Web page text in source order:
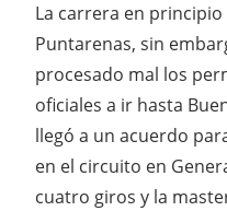
La carrera en
Puntarenas, sin
procesado mal los
oficiales a ir hasta
llegó a un acuerdo
en el circuito en
cuatro giros y la